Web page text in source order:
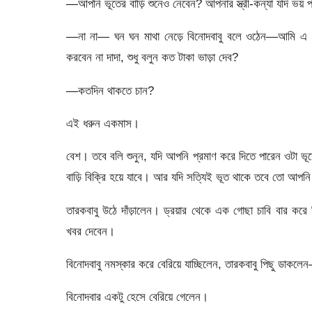
—আপনি ভূতের বাড়ি শুনেও নেবেন? আপনার স্ত্রী-কন্যা যদি ভয়
—না না— ঘন ঘন মাথা নেড়ে বিনােদবাবু বলে ওঠেন—আমি
করবেন না দাদা, শুধু বলুন কত টাকা ভাড়া দেব?
—কতদিন থাকতে চান?
এই ধরুন একমাস।
বেশ। তবে বলি শুনুন, যদি আপনি প্রমাণ করে দিতে পারেন ওটা
বাড়ি বিক্রি হয়ে যাবে। আর যদি সত্যিই ভূত থাকে তবে তো আপনি
তারকবাবু উঠে দাঁড়ালেন। ড্রয়ার থেকে এক গােছা চাবি বার
খবর দেবেন।
বিনােদবাবু নমস্কার করে বেরিয়ে যাচ্ছিলেন, তারকবাবু পিছু
বিনােদবার একটু হেসে বেরিয়ে গেলেন।